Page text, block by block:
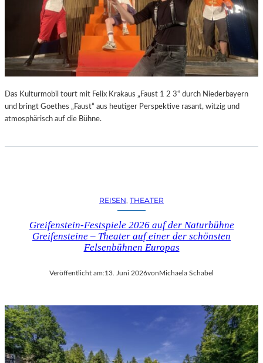
Das Kulturmobil tourt mit Felix Krakaus „Faust 1 2 3“ durch Niederbayern
und bringt Goethes „Faust“ aus heutiger Perspektive rasant, witzig und
atmosphärisch auf die Bühne.
REISEN, THEATER
Greifenstein-Festspiele 2026 auf der Naturbühne
Greifensteine – Theater auf einer der schönsten
Felsenbühnen Europas
Veröffentlicht am:13. Juni 2026von Michaela Schabel